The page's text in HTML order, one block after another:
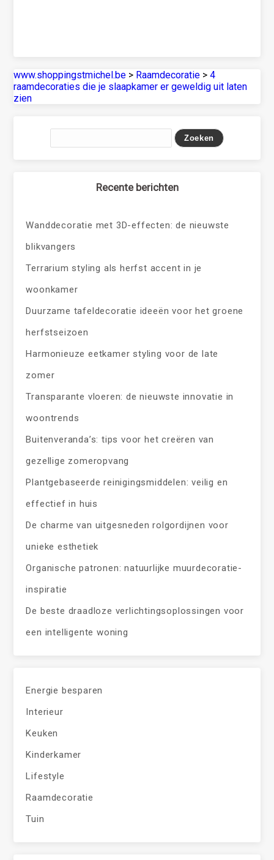
www.shoppingstmichel.be > Raamdecoratie >4
raamdecoraties die je slaapkamer er geweldig uit laten
zien
Recente berichten
Wanddecoratie met 3D-effecten: de nieuwste
blikvangers
Terrarium styling als herfst accent in je
woonkamer
Duurzame tafeldecoratie ideeën voor het groene
herfstseizoen
Harmonieuze eetkamer styling voor de late
zomer
Transparante vloeren: de nieuwste innovatie in
woontrends
Buitenveranda’s: tips voor het creëren van
gezellige zomeropvang
Plantgebaseerde reinigingsmiddelen: veilig en
effectief in huis
De charme van uitgesneden rolgordijnen voor
unieke esthetiek
Organische patronen: natuurlijke muurdecoratie-
inspiratie
De beste draadloze verlichtingsoplossingen voor
een intelligente woning
Energie besparen
Interieur
Keuken
Kinderkamer
Lifestyle
Raamdecoratie
Tuin